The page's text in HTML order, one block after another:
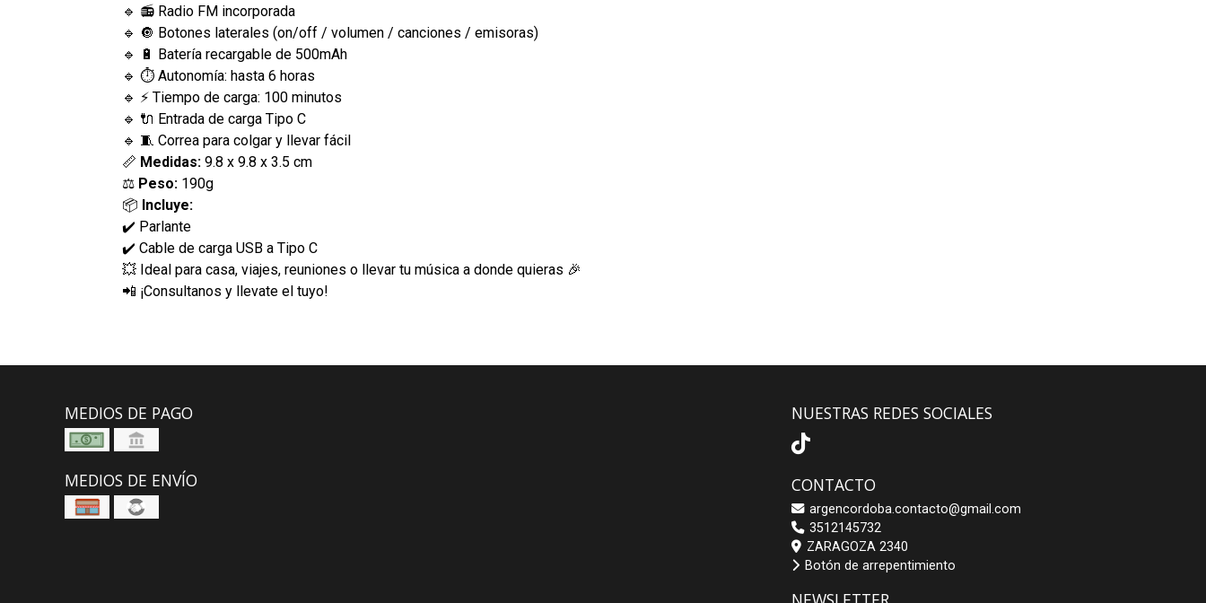
🔹 📻 Radio FM incorporada
🔹 🔘 Botones laterales (on/off / volumen / canciones / emisoras)
🔹 🔋 Batería recargable de 500mAh
🔹 ⏱ Autonomía: hasta 6 horas
🔹 ⚡ Tiempo de carga: 100 minutos
🔹 🔌 Entrada de carga Tipo C
🔹 🧵 Correa para colgar y llevar fácil
📏 Medidas:9.8 x 9.8 x 3.5 cm
⚖️ Peso:190g
📦 Incluye:
✔️ Parlante
✔️ Cable de carga USB a Tipo C
💥 Ideal para casa, viajes, reuniones o llevar tu música a donde quieras 🎉
📲 ¡Consultanos y llevate el tuyo!
MEDIOS DE PAGO
MEDIOS DE ENVÍO
NUESTRAS REDES SOCIALES
CONTACTO
argencordoba.contacto@gmail.com
3512145732
ZARAGOZA 2340
Botón de arrepentimiento